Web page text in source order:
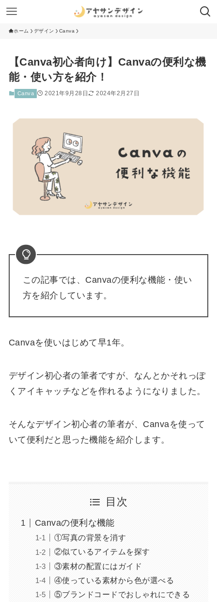
ホーム デザイン Canva
【Canva初心者向け】Canvaの便利な機
能・使い方を紹介！
Canva 2021年9月28日 2024年2月27日
この記事では、 Canvaの便利な機能・使い
方を紹介 しています。
Canvaを使いはじめて早1年。
デザイン初心者の筆者ですが、なんとかそれっぽ
くアイキャッチなどを作れるようになりました。
そんなデザイン初心者の筆者が、Canvaを使って
いて便利だと思った機能を紹介します。
目次
Canvaの便利な機能
①写真の背景を消す
②似ているアイテムを探す
③素材の配置にはガイド
④使っている素材から色が選べる
⑤ブランドコードでおしゃれにできる